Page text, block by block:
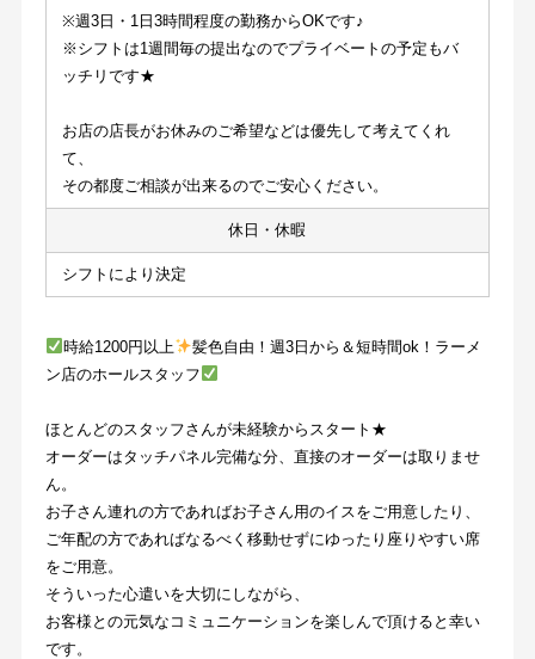
※週3日・1日3時間程度の勤務からOKです♪
※シフトは1週間毎の提出なのでプライベートの予定もバ
ッチリです★
お店の店長がお休みのご希望などは優先して考えてくれ
て、
その都度ご相談が出来るのでご安心ください。
休日・休暇
シフトにより決定
時給1200円以上
髪色自由！週3日から＆短時間ok！ラーメ
ン店のホールスタッフ
ほとんどのスタッフさんが未経験からスタート★
オーダーはタッチパネル完備な分、直接のオーダーは取りませ
ん。
お子さん連れの方であればお子さん用のイスをご用意したり、
ご年配の方であればなるべく移動せずにゆったり座りやすい席
をご用意。
そういった心遣いを大切にしながら、
お客様との元気なコミュニケーションを楽しんで頂けると幸い
です。